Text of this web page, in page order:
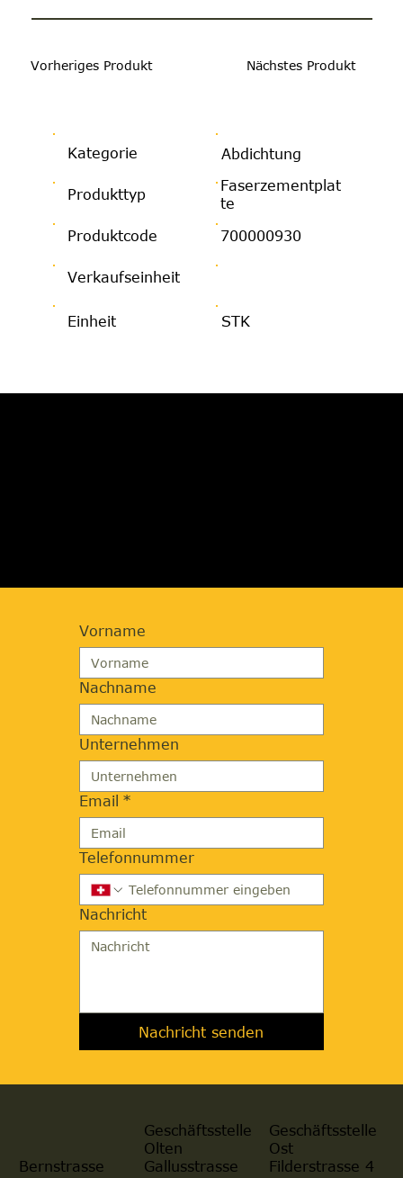
Kategorie
Produkttyp
Produktcode
Verkaufseinheit
Einheit
Abdichtung
700000930
STK
Faserzementplat
te
Vorheriges Produkt Nächstes Produkt
Vorname
Nachname
Unternehmen
Email *
Telefonnummer
Nachricht
Nachricht senden
Bernstrasse
Geschäftsstelle
Olten
Gallusstrasse
Geschäftsstelle
Ost
Filderstrasse 4